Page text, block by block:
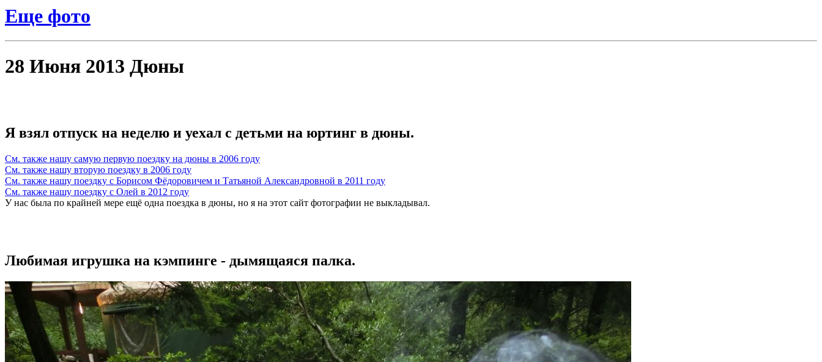
Еще фото
28 Июня 2013 Дюны
Я взял отпуск на неделю и уехал с детьми на юртинг в дюны.
См. также нашу самую первую поездку на дюны в 2006 году
См. также нашу вторую поездку в 2006 году
См. также нашу поездку с Борисом Фёдоровичем и Татьяной Александровной в 2011 году
См. также нашу поездку с Олей в 2012 году
У нас была по крайней мере ещё одна поездка в дюны, но я на этот сайт фотографии не выкладывал.
Любимая игрушка на кэмпинге - дымящаяся палка.